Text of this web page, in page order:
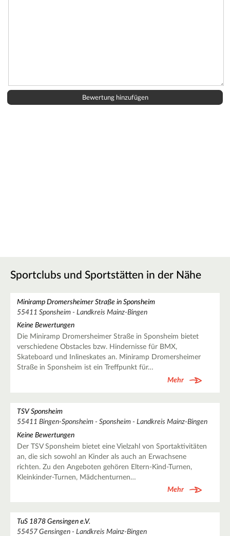
Sportclubs und Sportstätten in der Nähe
Miniramp Dromersheimer Straße in Sponsheim
55411 Sponsheim - Landkreis Mainz-Bingen
Keine Bewertungen
Die Miniramp Dromersheimer Straße in Sponsheim bietet
verschiedene Obstacles bzw. Hindernisse für BMX,
Skateboard und Inlineskates an. Miniramp Dromersheimer
Straße in Sponsheim ist ein Treffpunkt für…
Mehr
TSV Sponsheim
55411 Bingen-Sponsheim - Sponsheim - Landkreis Mainz-Bingen
Keine Bewertungen
Der TSV Sponsheim bietet eine Vielzahl von Sportaktivitäten
an, die sich sowohl an Kinder als auch an Erwachsene
richten. Zu den Angeboten gehören Eltern-Kind-Turnen,
Kleinkinder-Turnen, Mädchenturnen…
Mehr
TuS 1878 Gensingen e.V.
55457 Gensingen - Landkreis Mainz-Bingen